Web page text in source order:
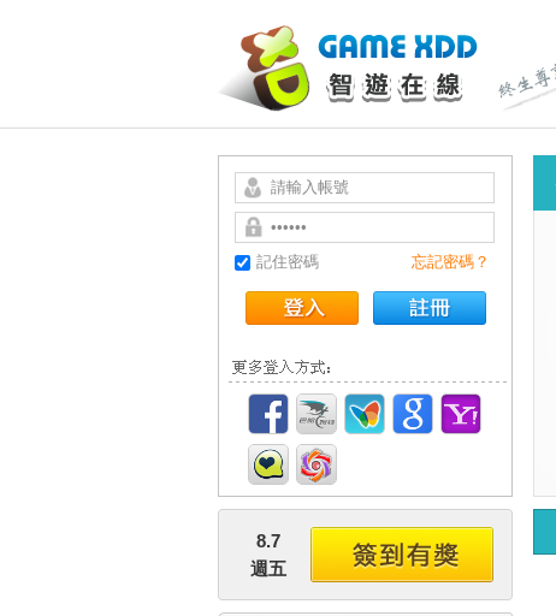
記住密碼 忘記密碼？
8.7
週五